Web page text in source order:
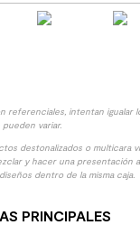
referenciales, intentan igualar
variar.
destonalizados o multicara
y hacer una presentación
dentro de la misma caja.
PRINCIPALES